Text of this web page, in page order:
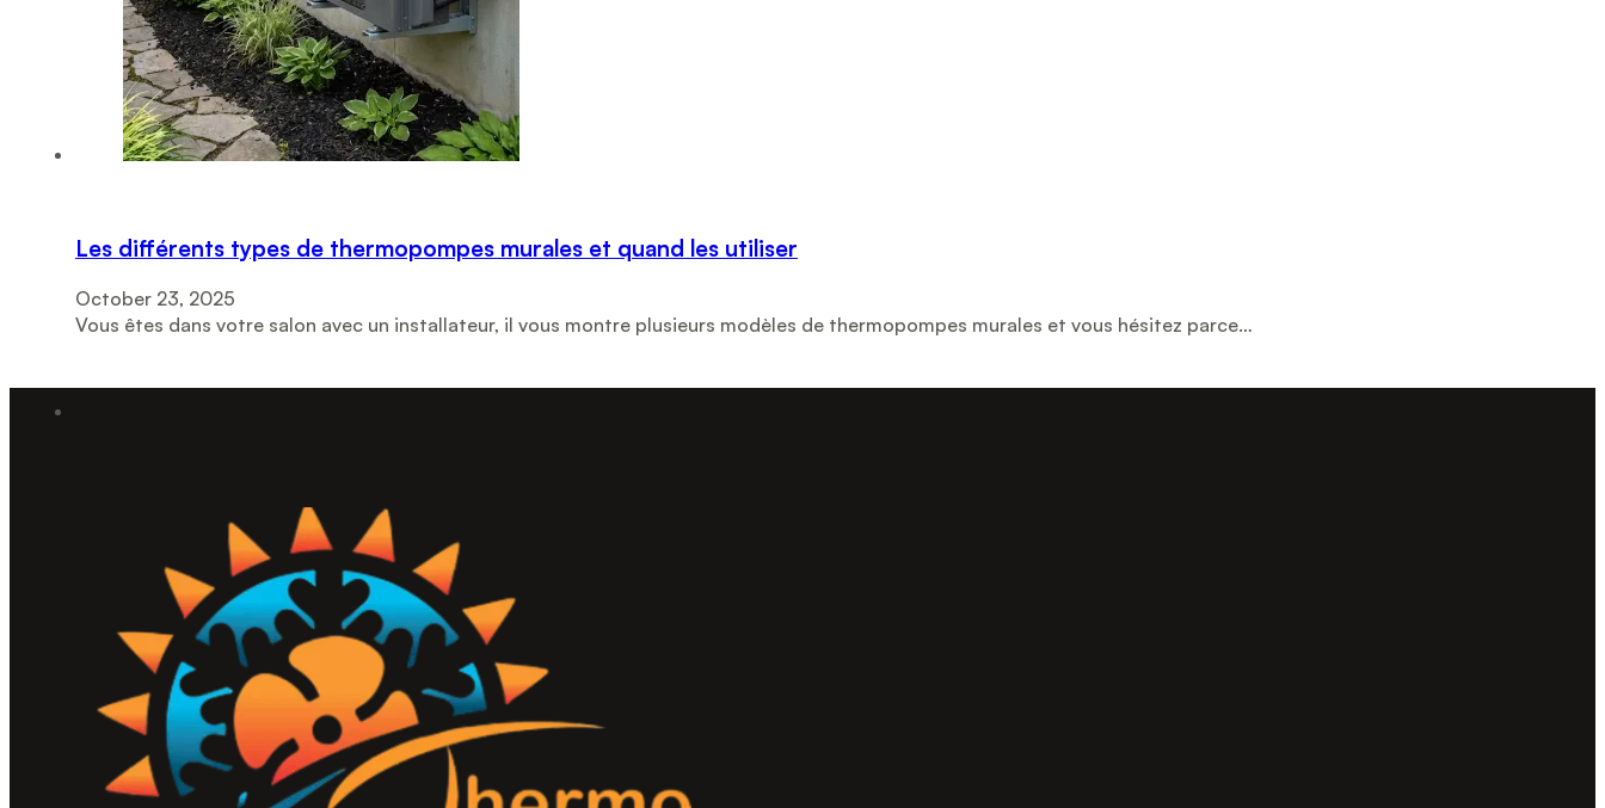
Les différents types de thermopompes murales et quand les utiliser
October 23, 2025
Vous êtes dans votre salon avec un installateur, il vous montre plusieurs modèles de thermopompes murales et vous hésitez parce…